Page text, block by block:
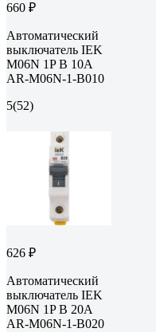
660 ₽
Автоматический
выключатель IEK
M06N 1P B 10А
AR-M06N-1-B010
5(52)
626 ₽
Автоматический
выключатель IEK
M06N 1P B 20А
AR-M06N-1-B020